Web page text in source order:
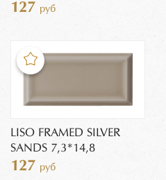
127 руб
LISO FRAMED SILVER
SANDS 7,3*14,8
127 руб